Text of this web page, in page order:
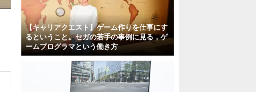
【キャリアクエスト】ゲーム作りを仕事にす
るということ。セガの若手の事例に見る，ゲ
ームプログラマという働き方